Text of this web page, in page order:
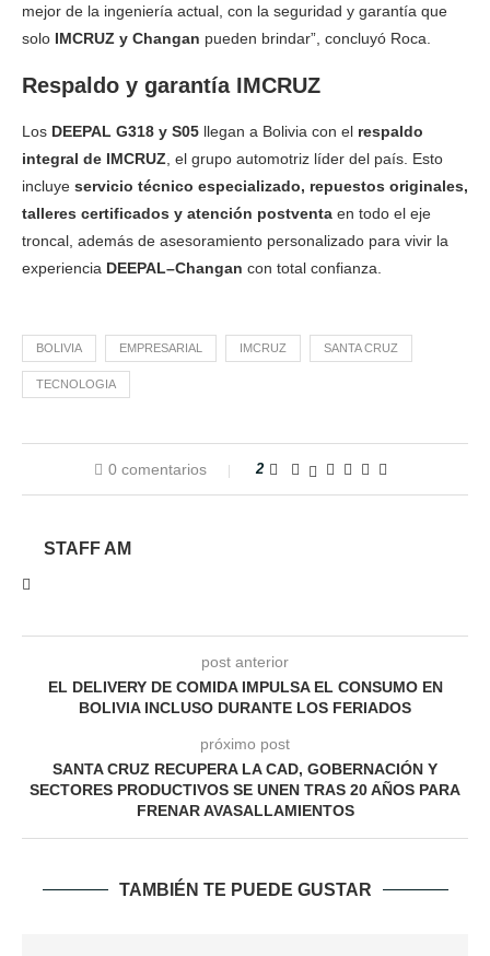
mejor de la ingeniería actual, con la seguridad y garantía que
solo IMCRUZ y Changan pueden brindar”, concluyó Roca.
Respaldo y garantía IMCRUZ
Los DEEPAL G318 y S05 llegan a Bolivia con el respaldo
integral de IMCRUZ , el grupo automotriz líder del país. Esto
incluye servicio técnico especializado, repuestos originales,
talleres certificados y atención postventa en todo el eje
troncal, además de asesoramiento personalizado para vivir la
experiencia DEEPAL–Changan con total confianza.
BOLIVIA EMPRESARIAL IMCRUZ SANTA CRUZ
TECNOLOGIA
0 comentarios 2
STAFF AM
post anterior
EL DELIVERY DE COMIDA IMPULSA EL CONSUMO EN
BOLIVIA INCLUSO DURANTE LOS FERIADOS
próximo post
SANTA CRUZ RECUPERA LA CAD, GOBERNACIÓN Y
SECTORES PRODUCTIVOS SE UNEN TRAS 20 AÑOS PARA
FRENAR AVASALLAMIENTOS
TAMBIÉN TE PUEDE GUSTAR